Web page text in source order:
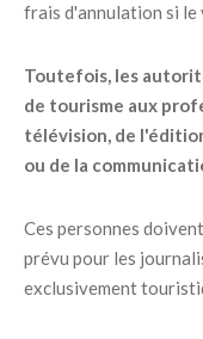
frais d'annulation si le
Toutefois, les
de tourisme aux
télévision, de
ou de la
Ces personnes
prévu pour les
exclusivement